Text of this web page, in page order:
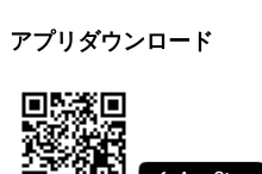
アプリダウンロード